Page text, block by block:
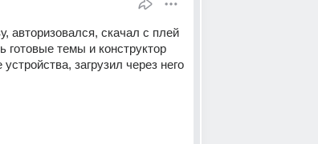
авторизовался, скачал с плей
темы и конструктор
загрузил через него